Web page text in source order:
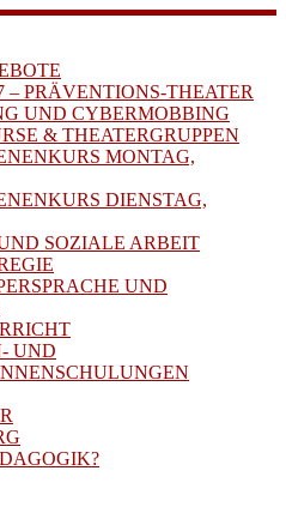
– PRÄVENTIONS-THEATER
UND CYBERMOBBING
& THEATERGRUPPEN
MONTAG,
DIENSTAG,
SOZIALE ARBEIT
UND
UND